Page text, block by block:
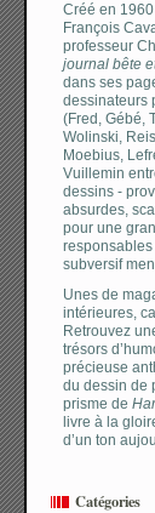
Créé en
François
professeur
journal bête
dans ses
dessinateurs
(Fred, Gébé,
Wolinski,
Moebius,
Vuillemin
dessins -
absurdes,
pour une
subversif
Unes de
intérieures,
Retrouvez
trésors
précieuse
du dessin de
prisme de
livre à la
d’un ton
Catégories